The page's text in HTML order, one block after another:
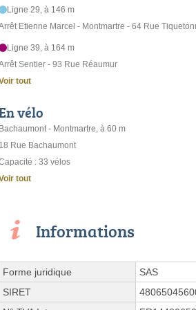
Ligne 29, à 146 m
Etienne Marcel - Montmartre - 64 Rue
Ligne 39, à 164 m
Sentier - 93 Rue Réaumur
tout
vélo
Bachaumont - Montmartre, à 60 m
18 Rue Bachaumont
: 33 vélos
tout
Informations
Forme juridique
SAS
SIRET